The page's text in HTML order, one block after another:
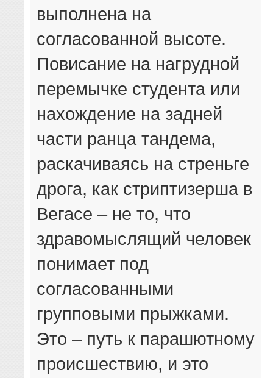
выполнена на
согласованной высоте.
Повисание на нагрудной
перемычке студента или
нахождение на задней
части ранца тандема,
раскачиваясь на стреньге
дрога, как стриптизерша в
Вегасе – не то, что
здравомыслящий человек
понимает под
согласованными
групповыми прыжками.
Это – путь к парашютному
происшествию, и это